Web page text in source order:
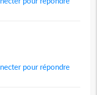
pour répondre